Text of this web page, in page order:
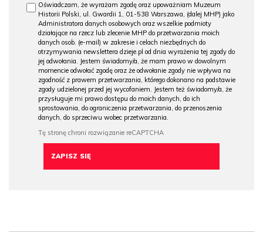
Oświadczam, że wyrażam zgodę oraz upoważniam Muzeum
Historii Polski, ul. Gwardii 1, 01-538 Warszawa, (dalej MHP) jako
Administratora danych osobowych oraz wszelkie podmioty
działające na rzecz lub zlecenie MHP do przetwarzania moich
danych osob. (e-mail) w zakresie i celach niezbędnych do
otrzymywania newslettera dzieje.pl od dnia wyrażenia tej zgody do
jej odwołania. Jestem świadomy/a, że mam prawo w dowolnym
momencie odwołać zgodę oraz że odwołanie zgody nie wpływa na
zgodność z prawem przetwarzania, którego dokonano na podstawie
zgody udzielonej przed jej wycofaniem. Jestem też świadomy/a, że
przysługuje mi prawo dostępu do moich danych, do ich
sprostowania, do ograniczenia przetwarzania, do przenoszenia
danych, do sprzeciwu wobec przetwarzania.